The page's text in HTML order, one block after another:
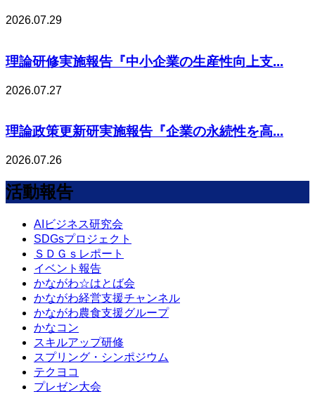
2026.07.29
理論研修実施報告『中小企業の生産性向上支...
2026.07.27
理論政策更新研実施報告『企業の永続性を高...
2026.07.26
活動報告
AIビジネス研究会
SDGsプロジェクト
ＳＤＧｓレポート
イベント報告
かながわ☆はとば会
かながわ経営支援チャンネル
かながわ農食支援グループ
かなコン
スキルアップ研修
スプリング・シンポジウム
テクヨコ
プレゼン大会